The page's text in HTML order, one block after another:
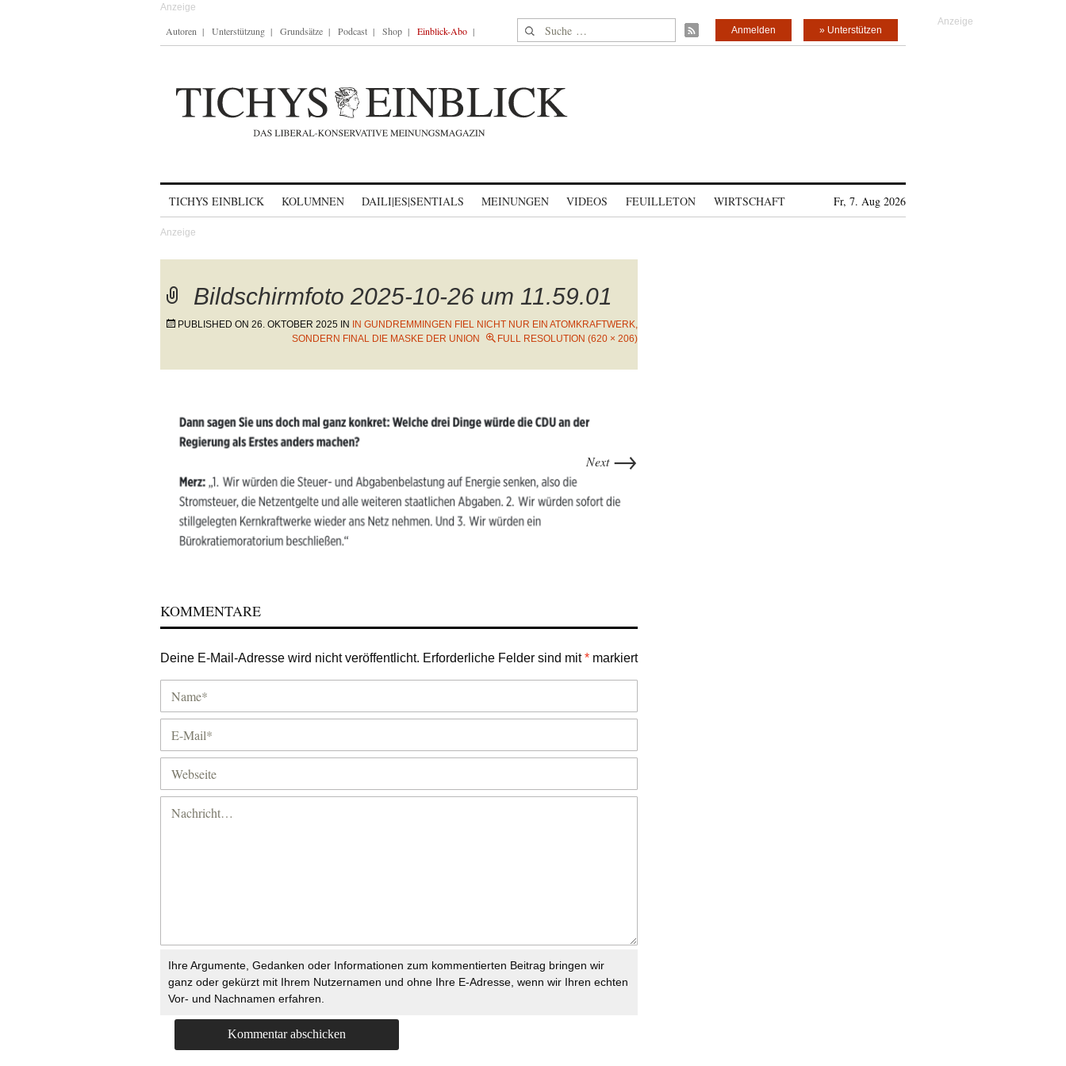
Autoren Unterstützung Grundsätze Podcast Shop Einblick-Abo Suche nach: » Unterstützen
Anmelden
TICHYS EINBLICK KOLUMNEN DAILI|ES|SENTIALS MEINUNGEN VIDEOS FEUILLETON WIRTSCHAFT Fr, 7. Aug 2026
Bildschirmfoto 2025-10-26 um 11.59.01
PUBLISHED ON 26. OKTOBER 2025 IN
IN GUNDREMMINGEN FIEL NICHT NUR EIN ATOMKRAFTWERK,
SONDERN FINAL DIE MASKE DER UNION
FULL RESOLUTION (620 × 206)
Next →
KOMMENTARE
Deine E-Mail-Adresse wird nicht veröffentlicht. Erforderliche Felder sind mit* markiert
Ihre Argumente, Gedanken oder Informationen zum kommentierten Beitrag bringen wir
ganz oder gekürzt mit Ihrem Nutzernamen und ohne Ihre E-Adresse, wenn wir Ihren echten
Vor- und Nachnamen erfahren.